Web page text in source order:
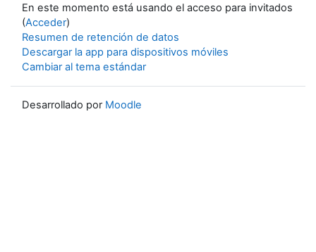
En este momento está usando el acceso para invitados
(Acceder)
Resumen de retención de datos
Descargar la app para dispositivos móviles
Cambiar al tema estándar
Desarrollado por Moodle